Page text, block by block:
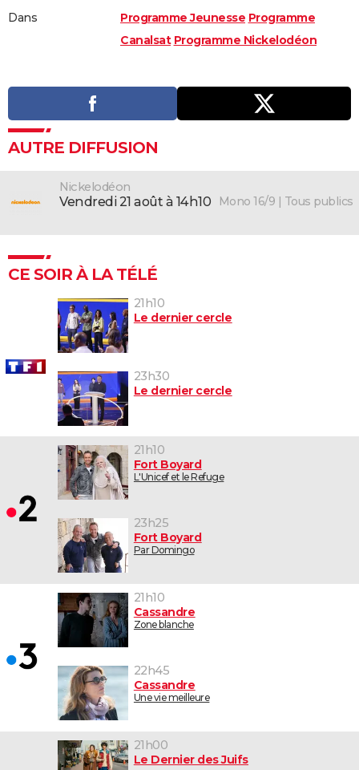
Dans
Programme Jeunesse Programme
Canalsat Programme Nickelodéon
AUTRE DIFFUSION
Nickelodéon
vendredi 21 août à 14h10 Mono 16/9 | Tous publics
CE SOIR À LA TÉLÉ
21h10
Le dernier cercle
23h30
Le dernier cercle
21h10
Fort Boyard
L'Unicef et le Refuge
23h25
Fort Boyard
Par Domingo
21h10
Cassandre
Zone blanche
22h45
Cassandre
Une vie meilleure
21h00
Le Dernier des Juifs